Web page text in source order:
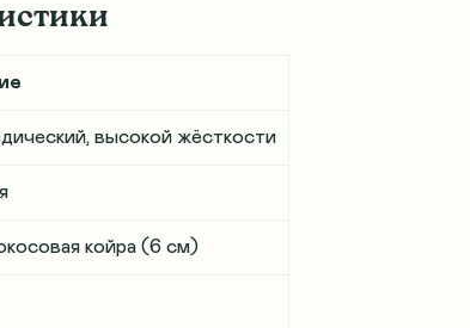
высокой жёсткости
койра (6 см)